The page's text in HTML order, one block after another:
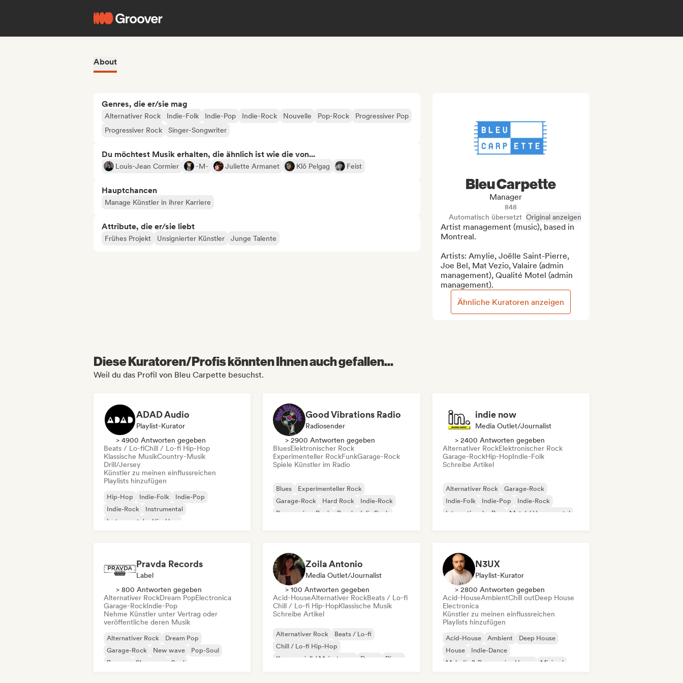
About
Genres, die er/sie mag
Alternativer Rock Indie-Folk Indie-Pop Indie-Rock Nouvelle Pop-Rock
Progressiver Pop
Progressiver Rock
Singer-Songwriter
Du möchtest Musik erhalten, die ähnlich ist wie die von...
Louis-Jean Cormier -M- Juliette Armanet Klô Pelgag Feist
Hauptchancen
Manage Künstler in ihrer Karriere
Attribute, die er/sie liebt
Frühes Projekt Unsignierter Künstler Junge Talente
Bleu Carpette
Manager
848
Automatisch übersetzt Original anzeigen
Artist management (music), based in
Montreal.
Artists: Amylie, Joëlle Saint-Pierre,
Joe Bel, Mat Vezio, Valaire (admin
management), Qualité Motel (admin
management).
Ähnliche Kuratoren anzeigen
Diese Kuratoren/Profis könnten Ihnen auch gefallen...
Weil du das Profil von Bleu Carpette besuchst.
ADAD Audio
Playlist-Kurator
> 4900 Antworten gegeben
Beats / Lo-fiChill / Lo-fi Hip-Hop
Klassische MusikCountry-Musik
Drill/Jersey
Künstler zu meinen einflussreichen
Playlists hinzufügen
Hip-Hop Indie-Folk
Indie-Pop
Indie-Rock
Instrumental
Instrumentaler Hip-Hop
Good Vibrations Radio
Radiosender
> 2900 Antworten gegeben
BluesElektronischer Rock
Experimenteller RockFunkGarage-Rock
Spiele Künstler im Radio
Blues
Experimenteller Rock
Garage-Rock
Hard Rock
Indie-Rock
Progressiver Rock
Psychedelic Rock
indie now
Media Outlet/Journalist
> 2400 Antworten gegeben
Alternativer RockElektronischer Rock
Garage-RockHip-HopIndie-Folk
Schreibe Artikel
Alternativer Rock
Garage-Rock
Indie-Folk
Indie-Pop
Indie-Rock
Internationaler Rap
Metal / Heavy metal
Pravda Records
Label
> 800 Antworten gegeben
Alternativer RockDream PopElectronica
Garage-RockIndie-Pop
Nehme Künstler unter Vertrag oder
veröffentliche deren Musik
Alternativer Rock
Dream Pop
Garage-Rock
New wave
Pop-Soul
Reggae
Shoegaze Soul
Zoila Antonio
Media Outlet/Journalist
> 100 Antworten gegeben
Acid-HouseAlternativer RockBeats / Lo-fi
Chill / Lo-fi Hip-HopKlassische Musik
Schreibe Artikel
Alternativer Rock
Beats / Lo-fi
Chill / Lo-fi Hip-Hop
Kommerziell / Mainstream
Dance
Disco
N3UX
Playlist-Kurator
> 2800 Antworten gegeben
Acid-HouseAmbientChill outDeep House
Electronica
Künstler zu meinen einflussreichen
Playlists hinzufügen
Acid-House Ambient
Deep House
House
Indie-Dance
Melodic & Progressive House
Minimal